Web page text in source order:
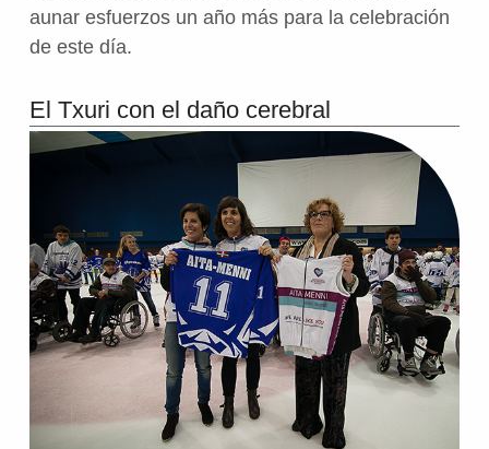
aunar esfuerzos un año más para la celebración
de este día.
El Txuri con el daño cerebral